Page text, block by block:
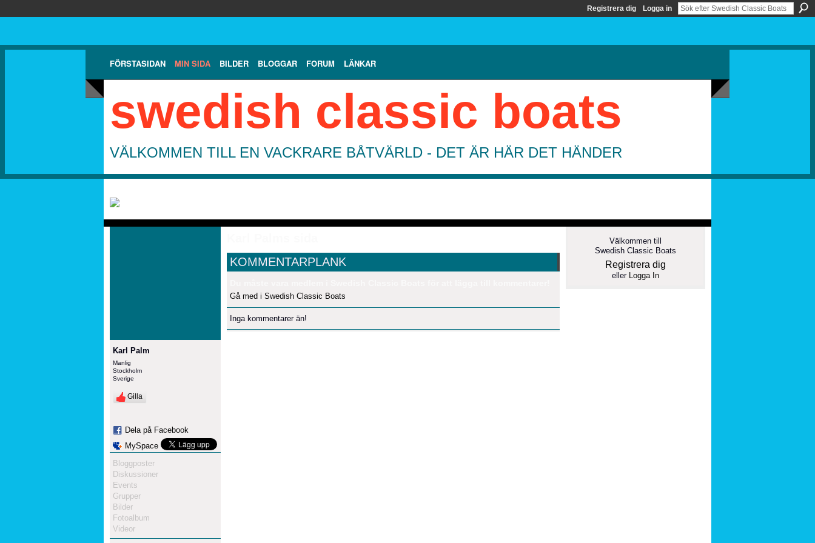
Registrera dig Logga in
FÖRSTASIDAN MIN SIDA BILDER BLOGGAR FORUM LÄNKAR
swedish classic boats
VÄLKOMMEN TILL EN VACKRARE BÅTVÄRLD - DET ÄR HÄR DET HÄNDER
Karl Palm
Manlig
Stockholm
Sverige
Gilla
Dela på Facebook
MySpace
Bloggposter
Diskussioner
Events
Grupper
Bilder
Fotoalbum
Videor
KOMMENTARPLANK
Gå med i Swedish Classic Boats
Inga kommentarer än!
Välkommen till
Swedish Classic Boats
Registrera dig
eller Logga In